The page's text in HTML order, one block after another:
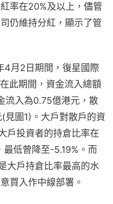
率在20%及以上，儘管
仍維持分紅，顯示了管
4月2日期間，復星國際
此期間，資金流入總額
流入為0.75億港元，散
圖1)。大戶對散戶的資
戶投資者的持倉比率在
低曾降至-5.19%。而
大戶持倉比率最高的水
買入作中線部署。